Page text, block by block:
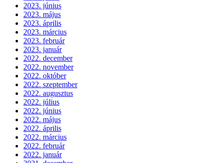
2023. június
2023. május
2023. április
2023. március
2023. február
2023. január
2022. december
2022. november
2022. október
2022. szeptember
2022. augusztus
2022. július
2022. június
2022. május
2022. április
2022. március
2022. február
2022. január